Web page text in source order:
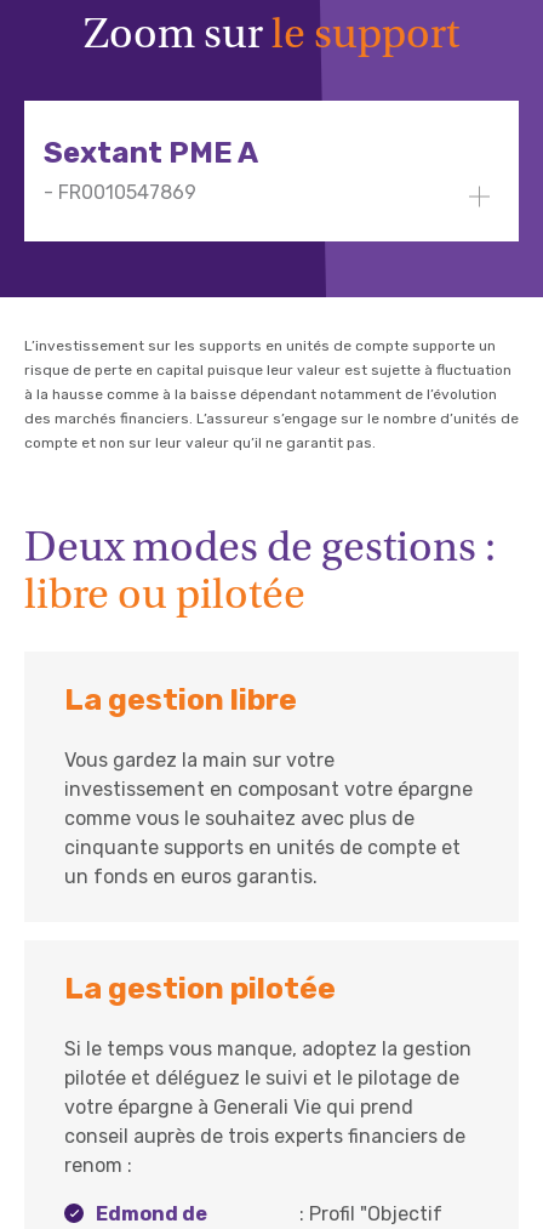
Zoom surle support
Sextant PME A
- FR0010547869
L’investissement sur les supports en unités de compte supporte un
risque de perte en capital puisque leur valeur est sujette à fluctuation
à la hausse comme à la baisse dépendant notamment de l’évolution
des marchés financiers. L’assureur s’engage sur le nombre d’unités de
compte et non sur leur valeur qu’il ne garantit pas.
Deux modes de gestions :
libre ou pilotée
La gestion libre
Vous gardez la main sur votre
investissement en composant votre épargne
comme vous le souhaitez avec plus de
cinquante supports en unités de compte et
un fonds en euros garantis.
La gestion pilotée
Si le temps vous manque, adoptez la gestion
pilotée et déléguez le suivi et le pilotage de
votre épargne à Generali Vie qui prend
conseil auprès de trois experts financiers de
renom :
Edmond de
: Profil "Objectif